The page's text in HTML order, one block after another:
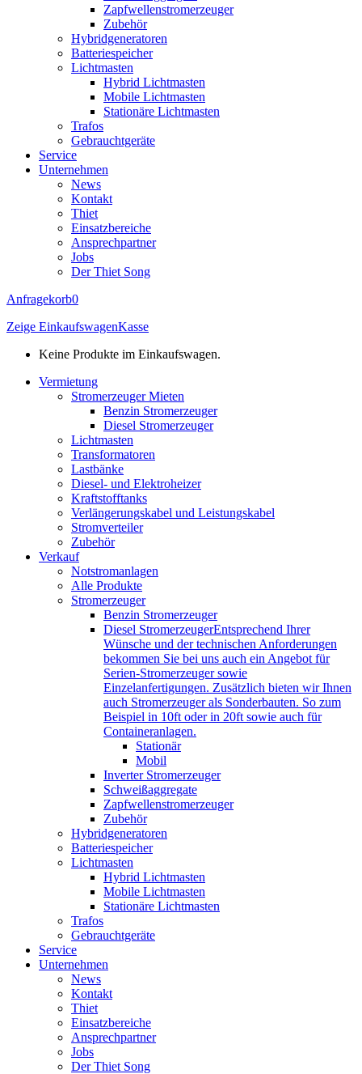
Zapfwellenstromerzeuger
Zubehör
Hybridgeneratoren
Batteriespeicher
Lichtmasten
Hybrid Lichtmasten
Mobile Lichtmasten
Stationäre Lichtmasten
Trafos
Gebrauchtgeräte
Service
Unternehmen
News
Kontakt
Thiet
Einsatzbereiche
Ansprechpartner
Jobs
Der Thiet Song
Anfragekorb0
Zeige EinkaufswagenKasse
Keine Produkte im Einkaufswagen.
Vermietung
Stromerzeuger Mieten
Benzin Stromerzeuger
Diesel Stromerzeuger
Lichtmasten
Transformatoren
Lastbänke
Diesel- und Elektroheizer
Kraftstofftanks
Verlängerungskabel und Leistungskabel
Stromverteiler
Zubehör
Verkauf
Notstromanlagen
Alle Produkte
Stromerzeuger
Benzin Stromerzeuger
Diesel StromerzeugerEntsprechend Ihrer
Wünsche und der technischen Anforderungen
bekommen Sie bei uns auch ein Angebot für
Serien-Stromerzeuger sowie
Einzelanfertigungen. Zusätzlich bieten wir Ihnen
auch Stromerzeuger als Sonderbauten. So zum
Beispiel in 10ft oder in 20ft sowie auch für
Containeranlagen.
Stationär
Mobil
Inverter Stromerzeuger
Schweißaggregate
Zapfwellenstromerzeuger
Zubehör
Hybridgeneratoren
Batteriespeicher
Lichtmasten
Hybrid Lichtmasten
Mobile Lichtmasten
Stationäre Lichtmasten
Trafos
Gebrauchtgeräte
Service
Unternehmen
News
Kontakt
Thiet
Einsatzbereiche
Ansprechpartner
Jobs
Der Thiet Song